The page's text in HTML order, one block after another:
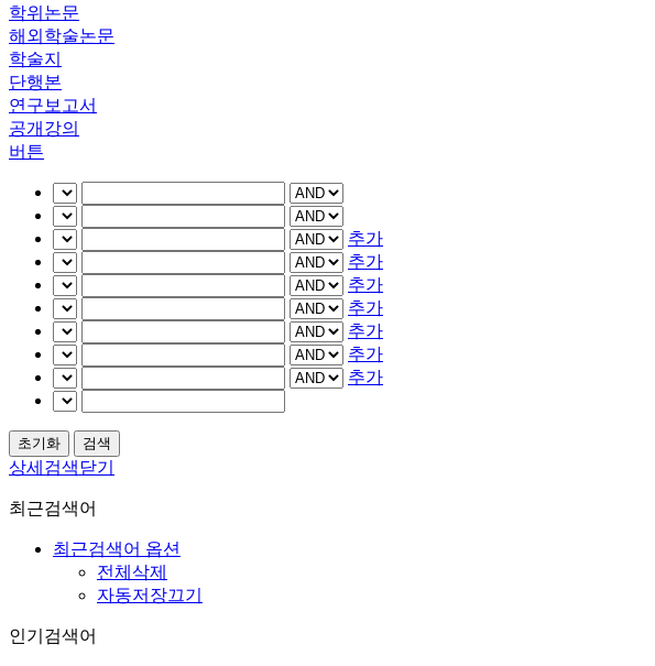
학위논문
해외학술논문
학술지
단행본
연구보고서
공개강의
버튼
추가
추가
추가
추가
추가
추가
추가
상세검색닫기
최근검색어
최근검색어 옵션
전체삭제
자동저장끄기
인기검색어